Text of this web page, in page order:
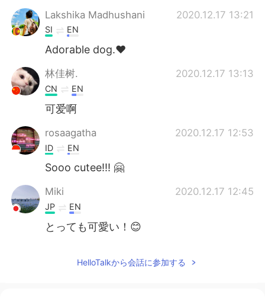
Indonesia Italiano
Türkçe Tiếng Việt
Português
Lakshika Madhushani
2020.12.17 13:21
SI EN
Adorable dog.❤️
林佳树. 2020.12.17 13:13
CN EN
可爱啊
rosaagatha 2020.12.17 12:53
ID EN
Sooo cutee!!! 🤗
Miki 2020.12.17 12:45
JP EN
とっても可愛い！😊
HelloTalkから会話に参加する